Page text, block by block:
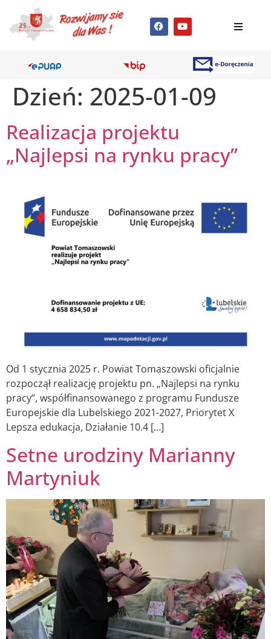
Dzień: 2025-01-09
Realizacja projektu
„Najlepsi na rynku pracy”
Od 1 stycznia 2025 r. Powiat Tomaszowski oficjalnie
rozpoczął realizację projektu pn. „Najlepsi na rynku
pracy”, współfinansowanego z programu Fundusze
Europejskie dla Lubelskiego 2021-2027, Priorytet X
Lepsza edukacja, Działanie 10.4 […]
Setne urodziny Marianny
Martyniuk